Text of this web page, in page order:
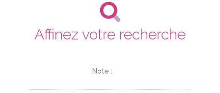
Affinez votre recherche
Note :